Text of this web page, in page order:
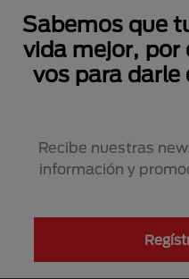
Sabemos que
vida mejor, por
vos para darle
Recibe nuestras
información y